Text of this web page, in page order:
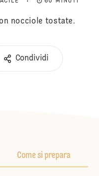
nocciole tostate.
Condividi
Come si prepara